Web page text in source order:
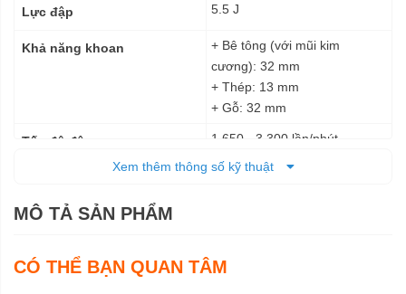
Lực đập 5.5 J
Khả năng khoan
+ Bê tông (với mũi kim
cương): 32 mm
+ Thép: 13 mm
+ Gỗ: 32 mm
Tốc độ đập 1.650 - 3.300 lần/phút
315 - 630 vòng/phút
Nguồn cấp
Xem thêm thông số kỹ thuật
MÔ TẢ SẢN PHẨM
CÓ THỂ BẠN QUAN TÂM